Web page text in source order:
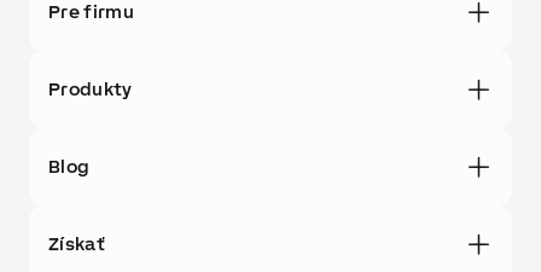
Pre firmu
Produkty
Blog
Získať